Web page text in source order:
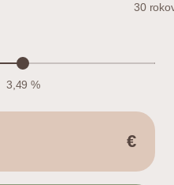
30
3,49 %
€